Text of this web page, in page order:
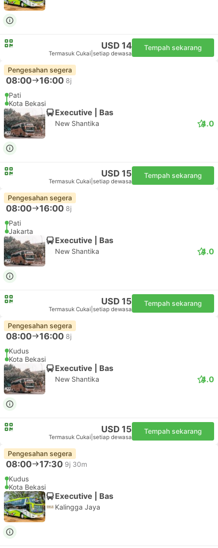
USD 14
Termasuk Cukai setiap dewasa
Tempah sekarang
Pengesahan segera
08:00 16:00 8j
Pati
Kota Bekasi
Executive | Bas
New Shantika 4.0
USD 15
Termasuk Cukai setiap dewasa
Tempah sekarang
Pengesahan segera
08:00 16:00 8j
Pati
Jakarta
Executive | Bas
New Shantika 4.0
USD 15
Termasuk Cukai setiap dewasa
Tempah sekarang
Pengesahan segera
08:00 16:00 8j
Kudus
Kota Bekasi
Executive | Bas
New Shantika 4.0
USD 15
Termasuk Cukai setiap dewasa
Tempah sekarang
Pengesahan segera
08:00 17:30 9j 30m
Kudus
Kota Bekasi
Executive | Bas
Kalingga Jaya